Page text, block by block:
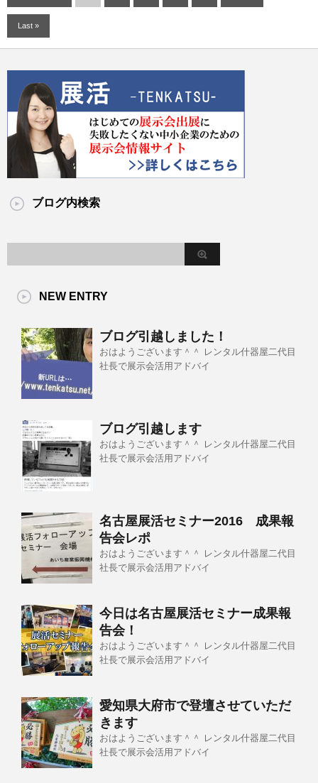
Last »
ブログ内検索
NEW ENTRY
ブログ引越しました！
おはようございます＾＾ レンタル什器屋二代目
社長で展示会活用アドバイ
ブログ引越します
おはようございます＾＾ レンタル什器屋二代目
社長で展示会活用アドバイ
名古屋展活セミナー2016 成果報
告会レポ
おはようございます＾＾ レンタル什器屋二代目
社長で展示会活用アドバイ
今日は名古屋展活セミナー成果報
告会！
おはようございます＾＾ レンタル什器屋二代目
社長で展示会活用アドバイ
愛知県大府市で登壇させていただ
きます
おはようございます＾＾ レンタル什器屋二代目
社長で展示会活用アドバイ